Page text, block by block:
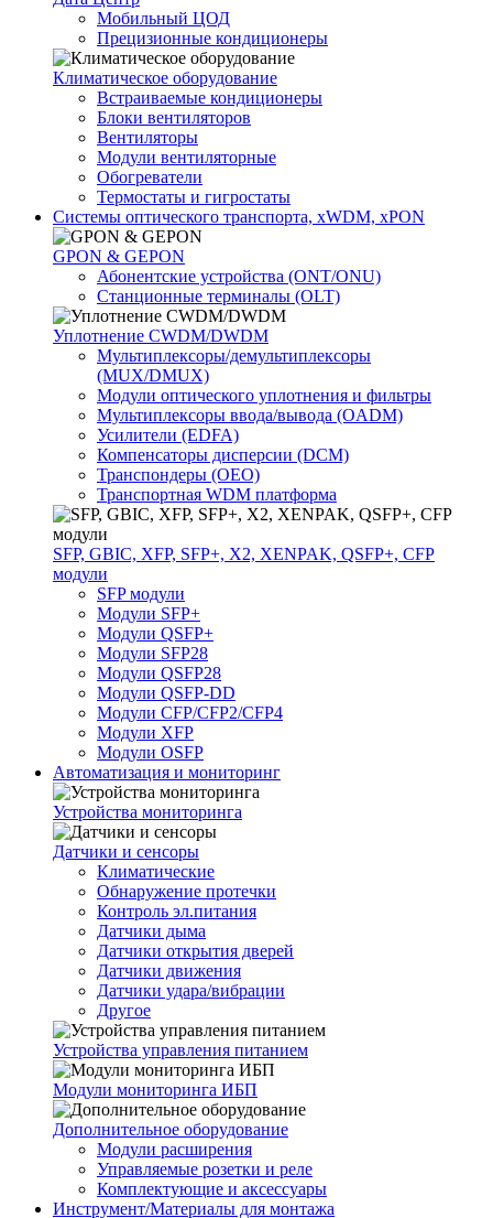
Мобильный ЦОД
Прецизионные кондиционеры
Климатичeское оборудование
Встраиваемые кондиционеры
Блоки вентиляторов
Вентиляторы
Модули вентиляторные
Обогреватели
Термостаты и гигростаты
Системы оптического транспорта, xWDM, xPON
GPON & GEPON
Абонентские устройства (ONT/ONU)
Станционные терминалы (OLT)
Уплотнение CWDM/DWDM
Мультиплексоры/демультиплексоры
(MUX/DMUX)
Модули оптического уплотнения и фильтры
Мультиплексоры ввода/вывода (OADM)
Усилители (EDFA)
Компенсаторы дисперсии (DCM)
Транспондеры (OEO)
Транспортная WDM платформа
SFP, GBIC, XFP, SFP+, X2, XENPAK, QSFP+, CFP
модули
SFP модули
Модули SFP+
Модули QSFP+
Модули SFP28
Модули QSFP28
Модули QSFP-DD
Модули CFP/CFP2/CFP4
Модули XFP
Модули OSFP
Автоматизация и мониторинг
Устройства мониторинга
Датчики и сенсоры
Климатические
Обнаружение протечки
Контроль эл.питания
Датчики дыма
Датчики открытия дверей
Датчики движения
Датчики удара/вибрации
Другое
Устройства управления питанием
Модули мониторинга ИБП
Дополнительное оборудование
Модули расширения
Управляемые розетки и реле
Комплектующие и аксессуары
Инструмент/Материалы для монтажа